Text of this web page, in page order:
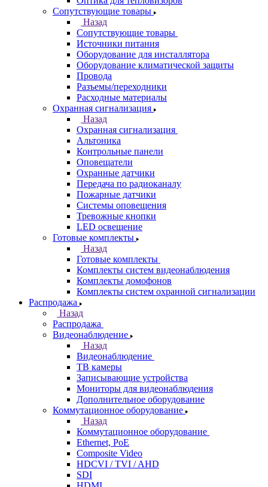
Сопутствующие товары
Назад
Сопутствующие товары
Источники питания
Оборудование для инсталлятора
Оборудование климатической защиты
Провода
Разъемы/переходники
Расходные материалы
Охранная сигнализация
Назад
Охранная сигнализация
Альтоника
Контрольные панели
Оповещатели
Охранные датчики
Передача по радиоканалу
Пожарные датчики
Системы оповещения
Тревожные кнопки
LED освещение
Готовые комплекты
Назад
Готовые комплекты
Комплекты систем видеонаблюдения
Комплекты домофонов
Комплекты систем охранной сигнализации
Распродажа
Назад
Распродажа
Видеонаблюдение
Назад
Видеонаблюдение
ТВ камеры
Записывающие устройства
Мониторы для видеонаблюдения
Дополнительное оборудование
Коммутационное оборудование
Назад
Коммутационное оборудование
Ethernet, PoE
Composite Video
HDCVI / TVI / AHD
SDI